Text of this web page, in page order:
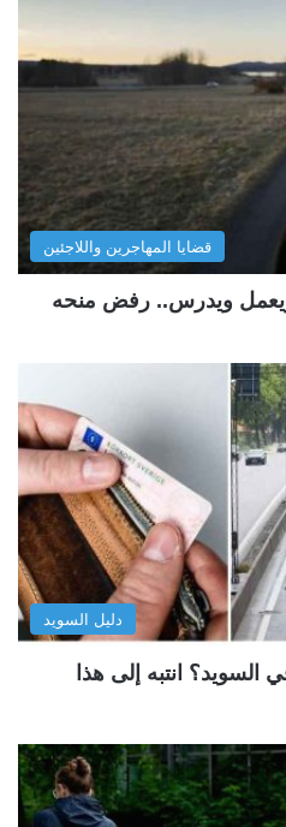
قضايا المهاجرين واللاجئين
11 عاماً ويعمل ويدرس.. رفض منحه
دليل السويد
انتبه إلى هذا